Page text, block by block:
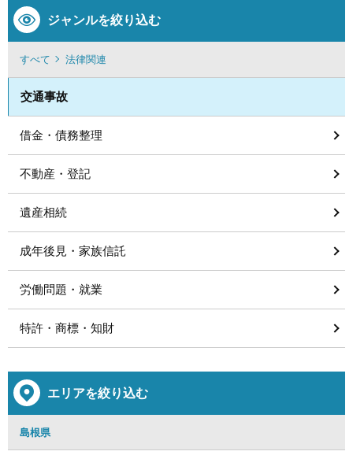
ジャンルを絞り込む
すべて 法律関連
交通事故
借金・債務整理
不動産・登記
遺産相続
成年後見・家族信託
労働問題・就業
特許・商標・知財
エリアを絞り込む
島根県